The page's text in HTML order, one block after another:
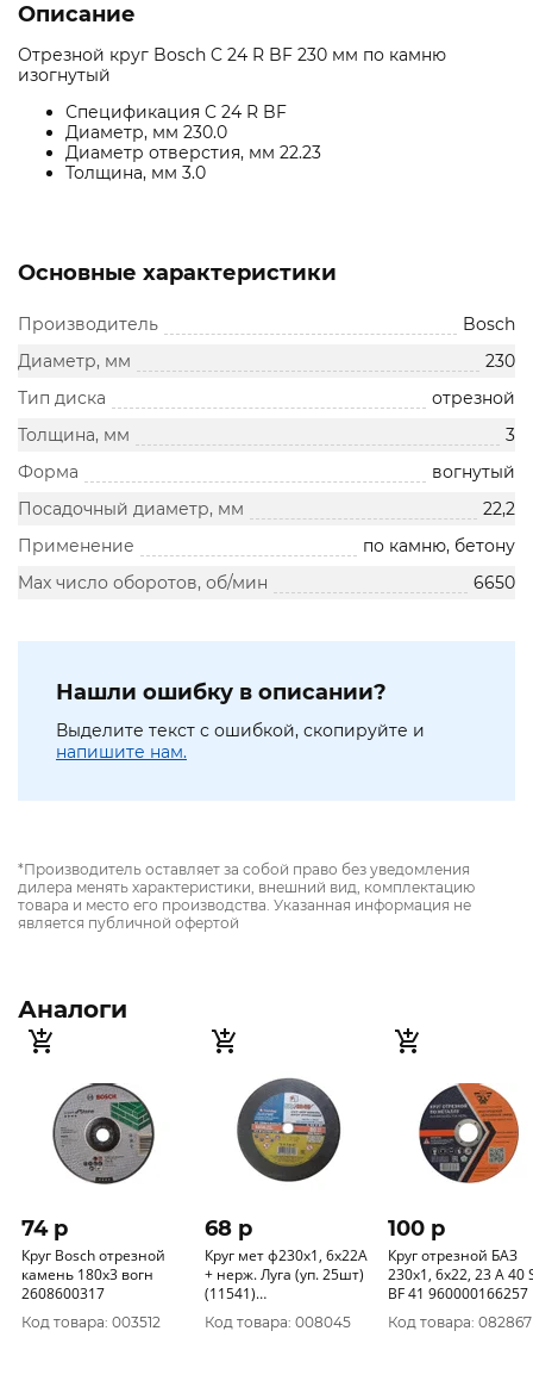
Описание
Отрезной круг Bosch C 24 R BF 230 мм по камню
изогнутый
Спецификация C 24 R BF
Диаметр, мм 230.0
Диаметр отверстия, мм 22.23
Толщина, мм 3.0
Основные характеристики
Производитель
Bosch
Диаметр, мм
230
Тип диска
отрезной
Толщина, мм
3
Форма
вогнутый
Посадочный диаметр, мм
22,2
Применение
по камню, бетону
Max число оборотов, об/мин
6650
Нашли ошибку в описании?
Выделите текст с ошибкой, скопируйте и
напишите нам.
*Производитель оставляет за собой право без уведомления
дилера менять характеристики, внешний вид, комплектацию
товара и место его производства. Указанная информация не
является публичной офертой
Аналоги
74 p
Круг Bosch отрезной
камень 180x3 вогн
2608600317
Код товара: 003512
68 p
Круг мет ф230х1, 6х22А
+ нерж. Луга (уп. 25шт)
(11541)
D11002302216000
Код товара: 008045
100 p
Круг отрезной БАЗ
230х1, 6х22, 23 А 40
BF 41 960000166257
Код товара: 082867